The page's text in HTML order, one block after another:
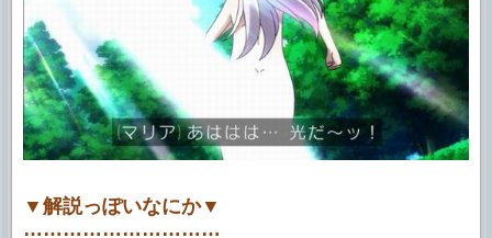
▼解説っぽいなにか▼
…………………………